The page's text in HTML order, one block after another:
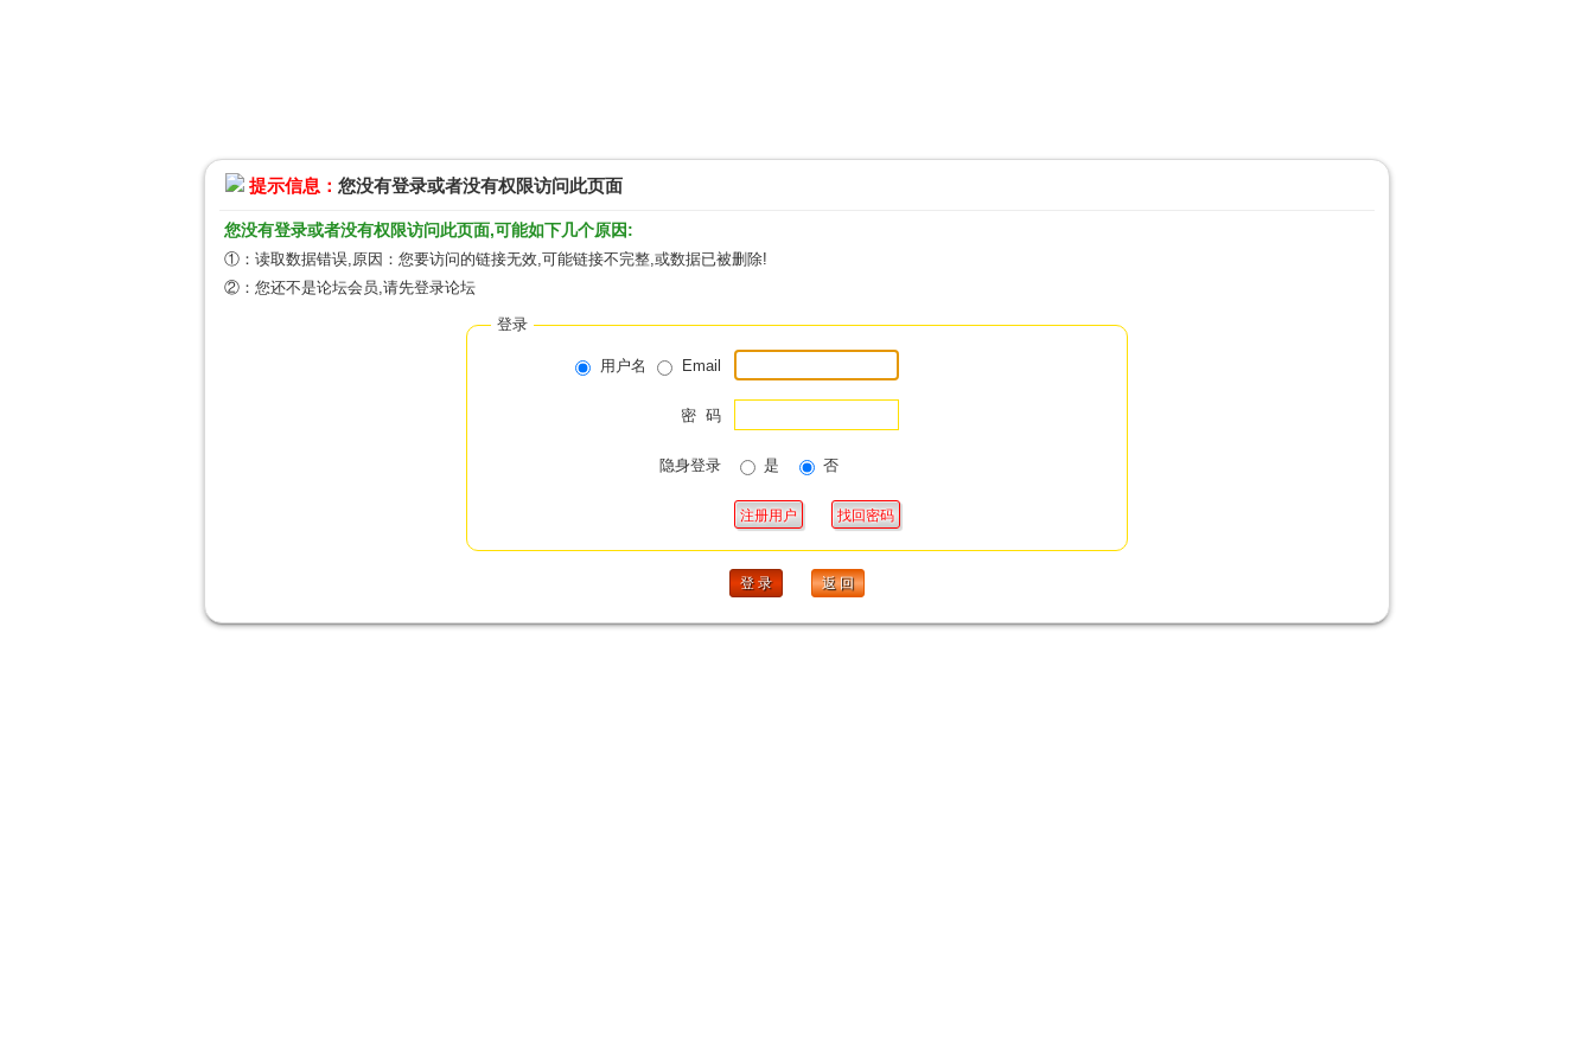
提示信息： 您没有登录或者没有权限访问此页面
您没有登录或者没有权限访问此页面,可能如下几个原因:
①：读取数据错误,原因：您要访问的链接无效,可能链接不完整,或数据已被删除!
②：您还不是论坛会员,请先登录论坛
登录
用户名 Email
密 码
隐身登录 是 否